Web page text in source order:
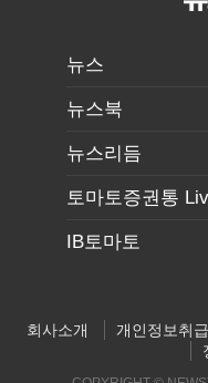
뉴스
뉴스북
뉴스리듬
토마토증권통
IB토마토
회사소개 개인정보취